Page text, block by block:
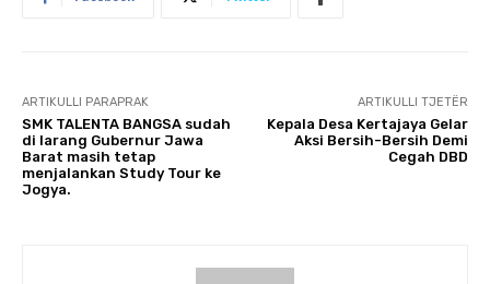
ARTIKULLI PARAPRAK
SMK TALENTA BANGSA sudah
di larang Gubernur Jawa
Barat masih tetap
menjalankan Study Tour ke
Jogya.
ARTIKULLI TJETËR
Kepala Desa Kertajaya Gelar
Aksi Bersih-Bersih Demi
Cegah DBD